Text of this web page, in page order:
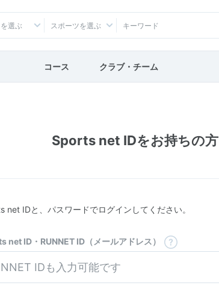
選ぶ スポーツを選ぶ
コース クラブ・チーム
Sports net IDをお持ちの方
net IDと、パスワードでログインしてください。
net ID・RUNNET ID（メールアドレス）